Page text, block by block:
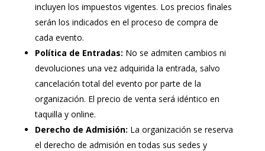
incluyen los impuestos vigentes. Los precios finales
serán los indicados en el proceso de compra de
cada evento.
Política de Entradas: No se admiten cambios ni
devoluciones una vez adquirida la entrada, salvo
cancelación total del evento por parte de la
organización. El precio de venta será idéntico en
taquilla y online.
Derecho de Admisión: La organización se reserva
el derecho de admisión en todas sus sedes y